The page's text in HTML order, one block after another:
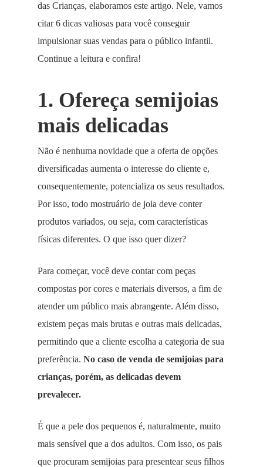
das Crianças, elaboramos este artigo. Nele, vamos
citar 6 dicas valiosas para você conseguir
impulsionar suas vendas para o público infantil.
Continue a leitura e confira!
1. Ofereça semijoias
mais delicadas
Não é nenhuma novidade que a oferta de opções
diversificadas aumenta o interesse do cliente e,
consequentemente, potencializa os seus resultados.
Por isso, todo mostruário de joia deve conter
produtos variados, ou seja, com características
físicas diferentes. O que isso quer dizer?
Para começar, você deve contar com peças
compostas por cores e materiais diversos, a fim de
atender um público mais abrangente. Além disso,
existem peças mais brutas e outras mais delicadas,
permitindo que a cliente escolha a categoria de sua
preferência. No caso de venda de semijoias para
crianças, porém, as delicadas devem
prevalecer.
É que a pele dos pequenos é, naturalmente, muito
mais sensível que a dos adultos. Com isso, os pais
que procuram semijoias para presentear seus filhos